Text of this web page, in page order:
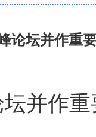
论坛并作重
并作